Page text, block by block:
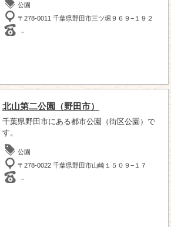
公園
〒278-0011 千葉県野田市三ツ堀９６９−１９２
－
北山第二公園（野田市）
千葉県野田市にある都市公園（街区公園）で
す。
公園
〒278-0022 千葉県野田市山崎１５０９−１７
－